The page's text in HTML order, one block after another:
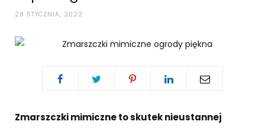
28 STYCZNIA, 2022
Zmarszczki mimiczne to skutek nieustannej